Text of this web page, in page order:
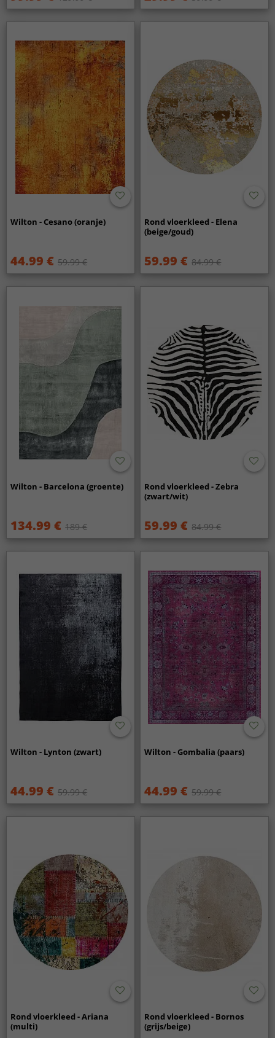
Wilton - Cesano (oranje)
44.99 € 59.99 €
Rond vloerkleed - Elena
(beige/goud)
59.99 € 84.99 €
Wilton - Barcelona (groente)
134.99 € 189 €
Rond vloerkleed - Zebra
(zwart/wit)
59.99 € 84.99 €
Wilton - Lynton (zwart)
44.99 € 59.99 €
Wilton - Gombalia (paars)
44.99 € 59.99 €
Rond vloerkleed - Ariana
(multi)
Rond vloerkleed - Bornos
(grijs/beige)